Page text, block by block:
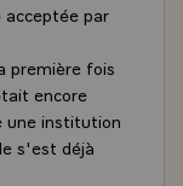
acceptée par
première fois
encore
une institution
s'est déjà